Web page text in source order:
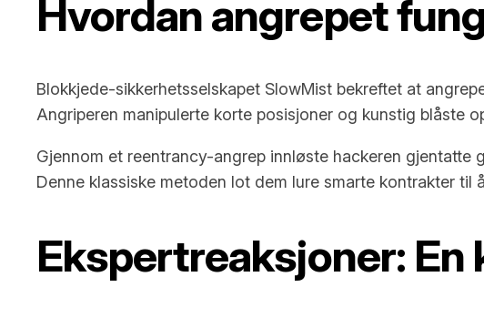
Hvordan angrepet
Blokkjede-sikkerhetsselskapet SlowMist bekreftet at
Angriperen manipulerte korte posisjoner og kunstig blåste
Gjennom et reentrancy-angrep innløste hackeren
Denne klassiske metoden lot dem lure smarte kontrakter til
Ekspertreaksjoner: En